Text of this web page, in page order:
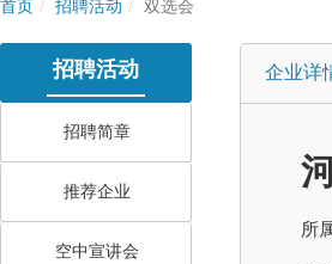
首页 招聘活动 双选会
招聘活动
招聘简章
推荐企业
空中宣讲会
企业详
所